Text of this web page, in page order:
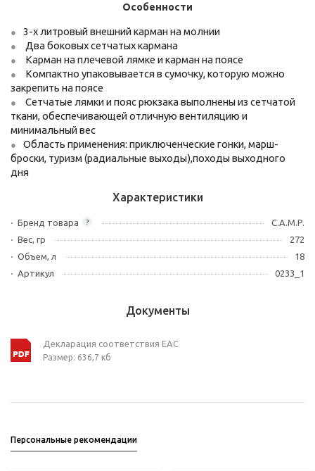
Особенности
3-х литровый внешний карман на молнии
Два боковых сетчатых кармана
Карман на плечевой лямке и карман на поясе
Компактно упаковывается в сумочку, которую можно
закрепить на поясе
Сетчатые лямки и пояс рюкзака выполнены из сетчатой
ткани, обеспечивающей отличную вентиляцию и
минимальный вес
Область применения: приключенческие гонки, марш-
броски, туризм (радиальные выходы),походы выходного
дня
Характеристики
?
Бренд товара
C.A.M.P.
Вес, гр
272
Объем, л
18
Артикул
0233_1
Документы
Декларация соответствия ЕАС
Размер: 636,7 кб
Персональные рекомендации